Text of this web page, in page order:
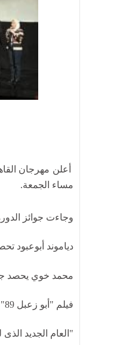
مساء الجمعة.
وجاءت جوائز الدورة الـ45 من مهرجان القاهرة السينمائي
دياموند أبوعبود
محمد خوي يحصد
فيلم "أبو زعبل 89" يحصد جائزة أفضل فيلم وثائقي طويل
"العام الجديد